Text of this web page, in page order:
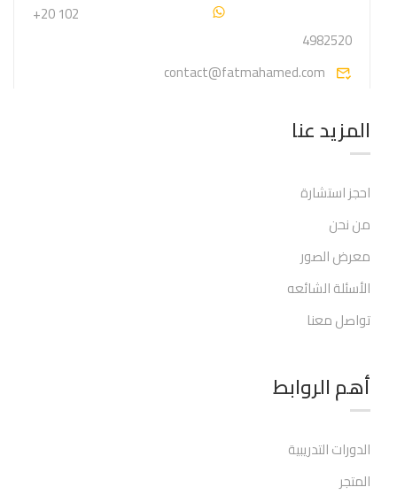
+20 102
4982520
contact@fatmahamed.com
المزيد عنا
احجز استشارة
من نحن
معرض الصور
الأسئلة الشائعه
تواصل معنا
أهم الروابط​
الدورات التدريبية
المتجر